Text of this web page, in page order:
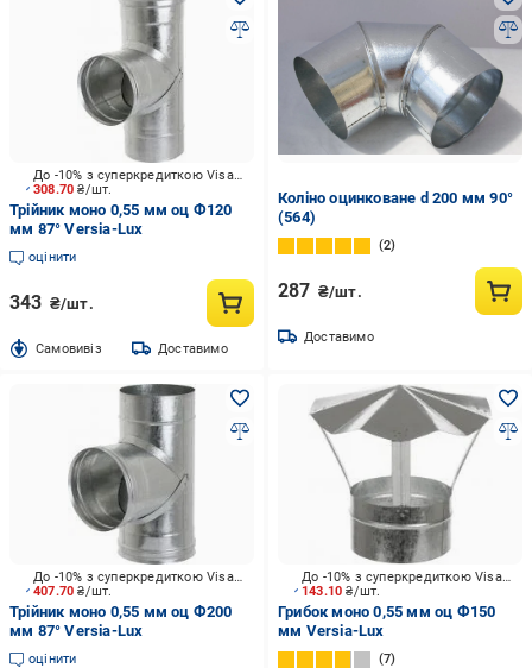
308.70₴/шт.
До -10% з суперкредиткою Visa Вигода
Трійник моно 0,55 мм оц Ф120
мм 87° Versia-Lux
оцінити
343 ₴/шт.
Cамовивіз Доставимо
Коліно оцинковане d 200 мм 90°
(564)
2
287 ₴/шт.
Доставимо
407.70₴/шт.
До -10% з суперкредиткою Visa Вигода
Трійник моно 0,55 мм оц Ф200
мм 87° Versia-Lux
оцінити
143.10₴/шт.
До -10% з суперкредиткою Visa Вигода
Грибок моно 0,55 мм оц Ф150
мм Versia-Lux
7